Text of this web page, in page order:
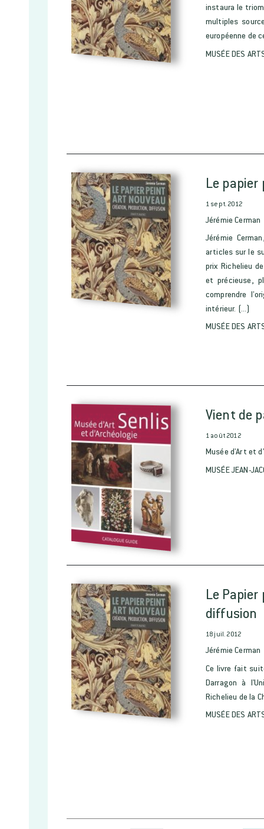
instaura le
multiples
européenne de
MUSÉE DES
Le
1 sept. 2012
Jérémie Cerman
Jérémie
articles sur le
prix Richelieu
et précieuse,
comprendre
intérieur. (...)
MUSÉE DES
Vient de
1 août 2012
Musée d'Art et
MUSÉE JEAN-
Le
diffusion
18 juil. 2012
Jérémie Cerman
Ce livre fait
Darragon à
Richelieu de la
MUSÉE DES